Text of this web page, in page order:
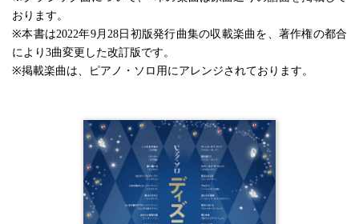
おります。
※本書は2022年9月28日初版発行曲集の収載楽曲を、著作権の都合
により3曲変更した改訂版です。
※掲載楽曲は、ピアノ・ソロ用にアレンジされております。